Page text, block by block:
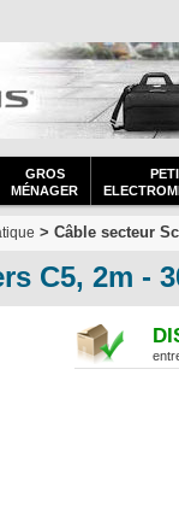
GROS
MÉNAGER
> Câble secteur
C5, 2m -